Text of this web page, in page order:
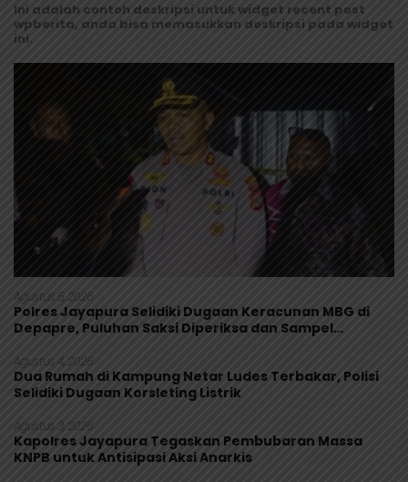
Ini adalah contoh deskripsi untuk widget recent post
wpberita, anda bisa memasukkan deskripsi pada widget
ini.
Agustus 5, 2026
Polres Jayapura Selidiki Dugaan Keracunan MBG di
Depapre, Puluhan Saksi Diperiksa dan Sampel
Agustus 4, 2026
Dua Rumah di Kampung Netar Ludes Terbakar, Polisi
Selidiki Dugaan Korsleting Listrik
Agustus 3, 2026
Kapolres Jayapura Tegaskan Pembubaran Massa
KNPB untuk Antisipasi Aksi Anarkis